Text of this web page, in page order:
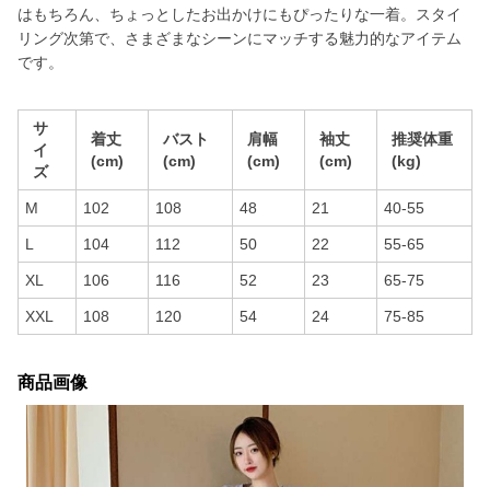
はもちろん、ちょっとしたお出かけにもぴったりな一着。スタイ
リング次第で、さまざまなシーンにマッチする魅力的なアイテム
です。
サ
イ
ズ
着丈
(cm)
バスト
(cm)
肩幅
(cm)
袖丈
(cm)
推奨体重
(kg)
M 102 108 48 21 40-55
L 104 112 50 22 55-65
XL 106 116 52 23 65-75
XXL 108 120 54 24 75-85
商品画像